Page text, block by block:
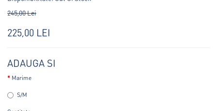
245,00 Lei
225,00 LEI
ADAUGA SI
Marime
S/M